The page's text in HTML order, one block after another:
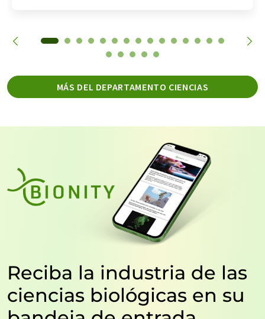
MÁS DEL DEPARTAMENTO CIENCIAS
Reciba la industria de las
ciencias biológicas en su